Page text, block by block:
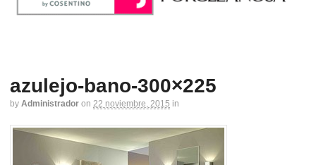
azulejo-bano-300×225
by Administrador on 22 noviembre, 2015 in